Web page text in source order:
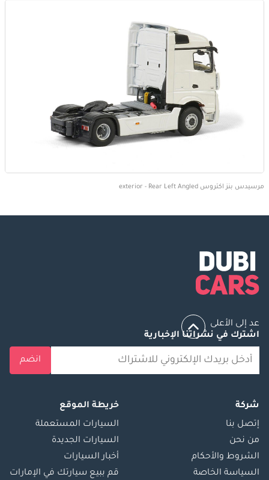
مرسيدس بنز اكتروس exterior - Rear Left Angled
عد إلى الأعلى
اشترك في نشراتنا الإخبارية
انضم
شركة
إتصل بنا
من نحن
الشروط والأحكام
السياسة الخاصة
خريطة الموقع
السيارات المستعملة
السيارات الجديدة
أخبار السيارات
قم ببيع سيارتك في الإمارات